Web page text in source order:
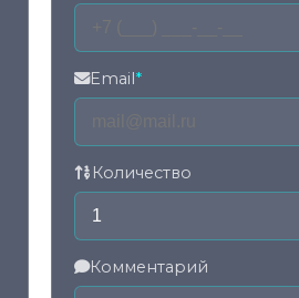
Email*
Количество
Комментарий